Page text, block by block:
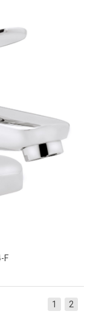
F
1 2